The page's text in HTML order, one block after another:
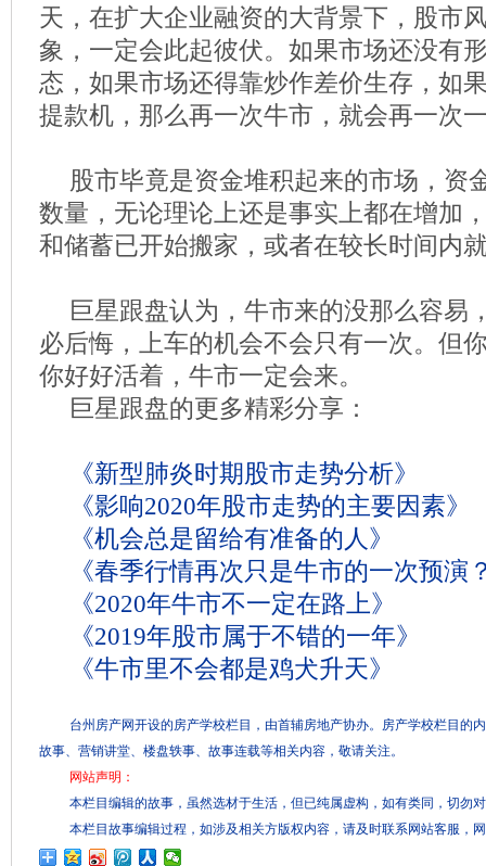
天，在扩大企业融资的大背景下，股市
象，一定会此起彼伏。如果市场还没有
态，如果市场还得靠炒作差价生存，如
提款机，那么再一次牛市，就会再一次
股市毕竟是资金堆积起来的市场，资
数量，无论理论上还是事实上都在增加
和储蓄已开始搬家，或者在较长时间内
巨星跟盘认为，牛市来的没那么容易
必后悔，上车的机会不会只有一次。但
你好好活着，牛市一定会来。
巨星跟盘的更多精彩分享：
《新型肺炎时期股市走势分析》
《影响2020年股市走势的主要因素》
《机会总是留给有准备的人》
《春季行情再次只是牛市的一次预演
《2020年牛市不一定在路上》
《2019年股市属于不错的一年》
《牛市里不会都是鸡犬升天》
台州房产网开设的房产学校栏目，由首辅房地产协办。房产学校栏目的
故事、营销讲堂、楼盘轶事、故事连载等相关内容，敬请关注。
网站声明：
本栏目编辑的故事，虽然选材于生活，但已纯属虚构，如有类同，切勿
本栏目故事编辑过程，如涉及相关方版权内容，请及时联系网站客服，